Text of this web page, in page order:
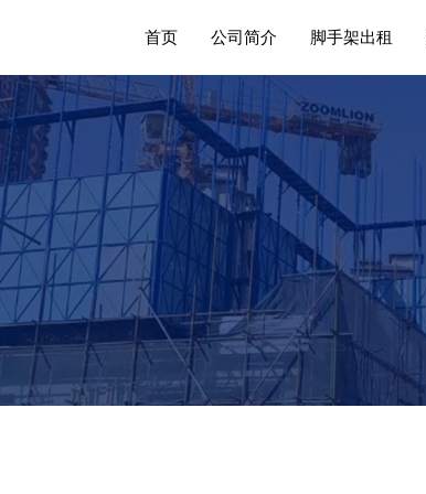
首页 公司简介 脚手架出租